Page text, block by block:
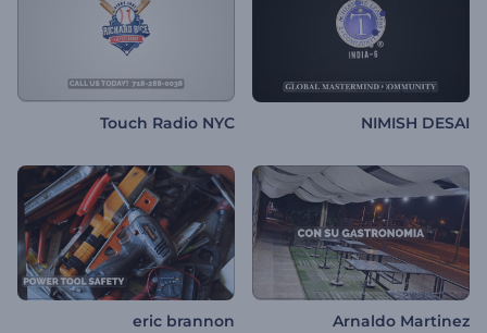
NIMISH DESAI
Touch Radio NYC
Arnaldo Martinez
eric brannon